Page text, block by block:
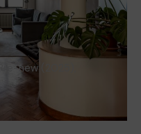
Pre-new (2025)